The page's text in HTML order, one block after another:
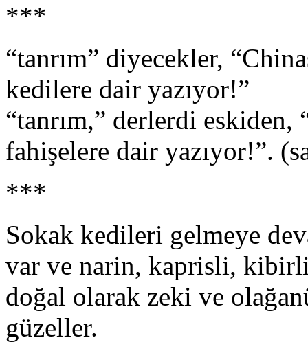
***
“tanrım” diyecekler,
kedilere dair yazıyor!”
“tanrım,” derlerdi eskiden,
fahişelere dair yazıyor!”.
***
Sokak kedileri gelmeye
var ve narin, kaprisli,
doğal olarak zeki ve
güzeller.